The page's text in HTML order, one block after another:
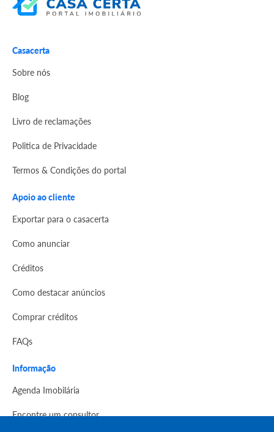
Casacerta
Sobre nós
Blog
Livro de reclamações
Politica de Privacidade
Termos & Condições do portal
Apoio ao cliente
Exportar para o casacerta
Como anunciar
Créditos
Como destacar anúncios
Comprar créditos
FAQs
Informação
Agenda Imobilária
Encontre um consultor